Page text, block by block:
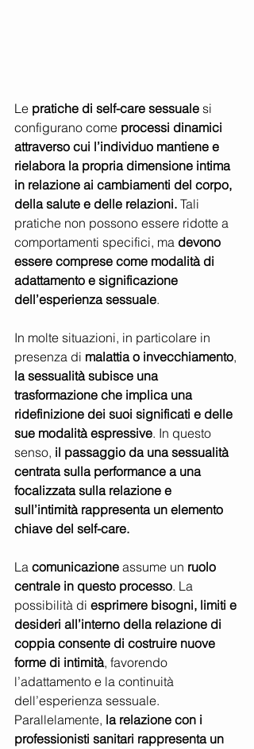
Le pratiche di self-care sessuale si
configurano come processi dinamici
attraverso cui l’individuo mantiene e
rielabora la propria dimensione intima
in relazione ai cambiamenti del corpo,
della salute e delle relazioni. Tali
pratiche non possono essere ridotte a
comportamenti specifici, ma devono
essere comprese come modalità di
adattamento e significazione
dell’esperienza sessuale.
In molte situazioni, in particolare in
presenza di malattia o invecchiamento,
la sessualità subisce una
trasformazione che implica una
ridefinizione dei suoi significati e delle
sue modalità espressive. In questo
senso, il passaggio da una sessualità
centrata sulla performance a una
focalizzata sulla relazione e
sull’intimità rappresenta un elemento
chiave del self-care.
La comunicazione assume un ruolo
centrale in questo processo. La
possibilità di esprimere bisogni, limiti e
desideri all’interno della relazione di
coppia consente di costruire nuove
forme di intimità, favorendo
l’adattamento e la continuità
dell’esperienza sessuale.
Parallelamente, la relazione con i
professionisti sanitari rappresenta un